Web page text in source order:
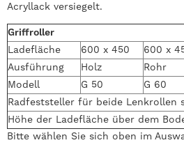
Acryllack versiegelt.
Griffroller
Ladefläche
600 x 450 600 x
Ausführung
Holz Rohr
Modell
G 50 G 60
Radfeststeller für beide Lenkrollen
Höhe der Ladefläche über dem
Bitte wählen Sie sich oben im